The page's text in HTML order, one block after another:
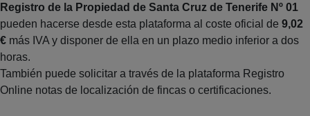
Registro de la Propiedad de Santa Cruz de Tenerife Nº 01
pueden hacerse desde esta plataforma al coste oficial de 9,02
€ más IVA y disponer de ella en un plazo medio inferior a dos
horas.
También puede solicitar a través de la plataforma Registro
Online notas de localización de fincas o certificaciones.